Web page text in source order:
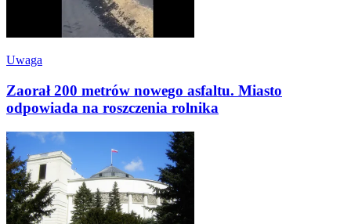
Uwaga
Zaorał 200 metrów nowego asfaltu. Miasto
odpowiada na roszczenia rolnika